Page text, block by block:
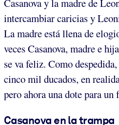
Casanova y la madre de
intercambiar caricias y
La madre está llena de
veces Casanova, madre e
se va feliz. Como
cinco mil ducados, en
pero ahora una dote para
Casanova en la trampa